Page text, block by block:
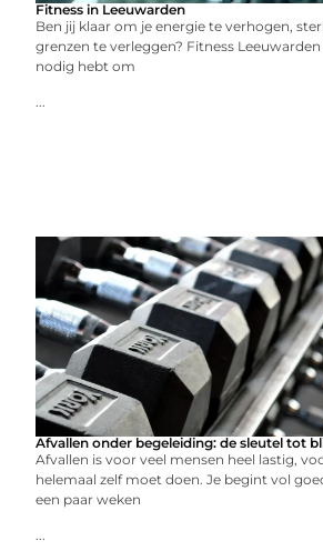
Fitness in Leeuwarden
Ben jij klaar om je energie te verhogen,
grenzen te verleggen? Fitness
nodig hebt om
...
Afvallen onder begeleiding: de sleutel tot
Afvallen is voor veel mensen heel lastig,
helemaal zelf moet doen. Je begint vol
een paar weken
...